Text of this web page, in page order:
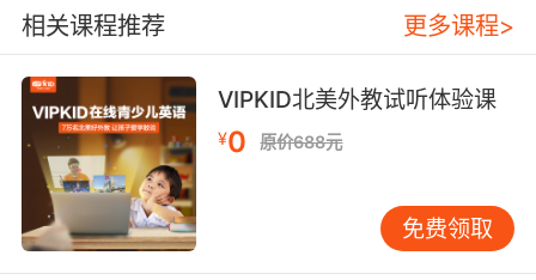
【rose相关词】
Ambrose n. 安布罗斯(m.);
Melrose 梅尔罗斯（美国马萨诸塞州东部一城
市）;
Montrose [人名] 蒙特罗斯;[地名] [加拿大、美
国、南非共和国、英国] 蒙特罗斯;
acerose adj. 细长的，针状的;
arose v. 呈现，出现，发生( arise的过去式 );
相关课程推荐 更多课程>
VIPKID北美外教试听体验课
¥0 原价688元
免费领取